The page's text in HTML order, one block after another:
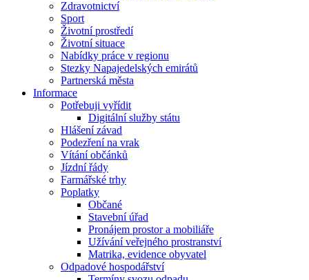
Zdravotnictví
Sport
Životní prostředí
Životní situace
Nabídky práce v regionu
Stezky Napajedelských emirátů
Partnerská města
Informace
Potřebuji vyřídit
Digitální služby státu
Hlášení závad
Podezření na vrak
Vítání občánků
Jízdní řády
Farmářské trhy
Poplatky
Občané
Stavební úřad
Pronájem prostor a mobiliáře
Užívání veřejného prostranství
Matrika, evidence obyvatel
Odpadové hospodářství